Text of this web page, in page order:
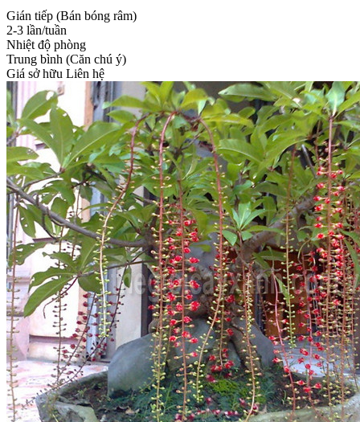
Gián tiếp (Bán bóng râm)
2-3 lần/tuần
Nhiệt độ phòng
Trung bình (Căn chú ý)
Giá sở hữu Liên hệ